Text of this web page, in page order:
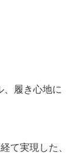
、履き心地に
て実現した、